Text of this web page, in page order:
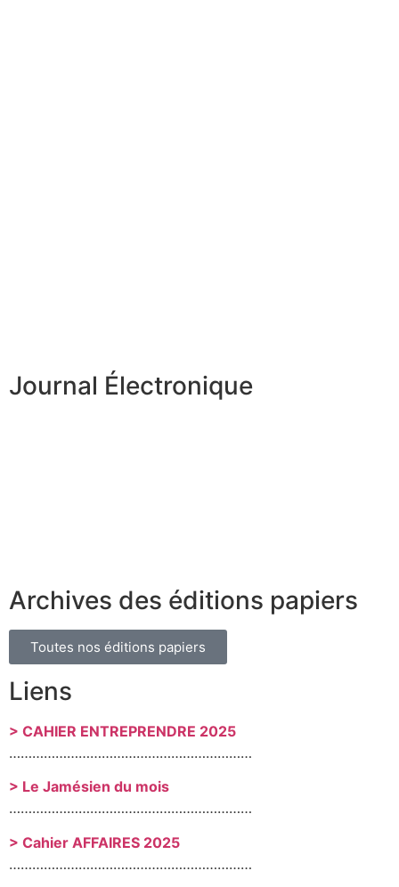
Journal Électronique
Archives des éditions papiers
Toutes nos éditions papiers
Liens
> CAHIER ENTREPRENDRE 2025
………………………………………………………
> Le Jamésien du mois
………………………………………………………
> Cahier AFFAIRES 2025
………………………………………………………